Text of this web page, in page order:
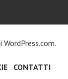
WordPress.com.
CONTATTI